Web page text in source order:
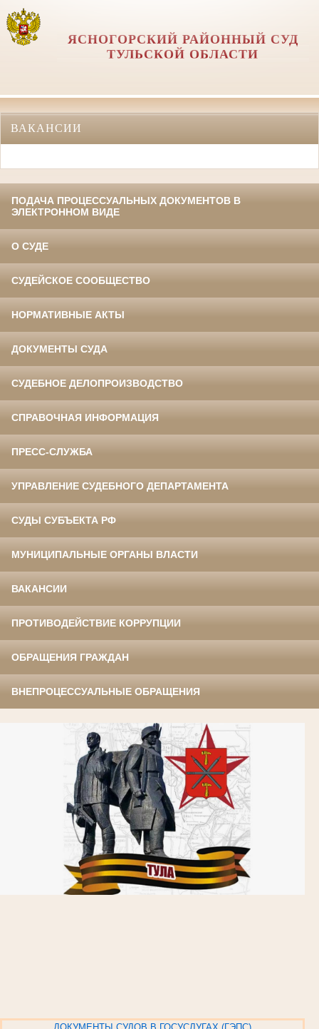
ЯСНОГОРСКИЙ РАЙОННЫЙ СУД
ТУЛЬСКОЙ ОБЛАСТИ
ВАКАНСИИ
ПОДАЧА ПРОЦЕССУАЛЬНЫХ ДОКУМЕНТОВ В
ЭЛЕКТРОННОМ ВИДЕ
О СУДЕ
СУДЕЙСКОЕ СООБЩЕСТВО
НОРМАТИВНЫЕ АКТЫ
ДОКУМЕНТЫ СУДА
СУДЕБНОЕ ДЕЛОПРОИЗВОДСТВО
СПРАВОЧНАЯ ИНФОРМАЦИЯ
ПРЕСС-СЛУЖБА
УПРАВЛЕНИЕ СУДЕБНОГО ДЕПАРТАМЕНТА
СУДЫ СУБЪЕКТА РФ
МУНИЦИПАЛЬНЫЕ ОРГАНЫ ВЛАСТИ
ВАКАНСИИ
ПРОТИВОДЕЙСТВИЕ КОРРУПЦИИ
ОБРАЩЕНИЯ ГРАЖДАН
ВНЕПРОЦЕССУАЛЬНЫЕ ОБРАЩЕНИЯ